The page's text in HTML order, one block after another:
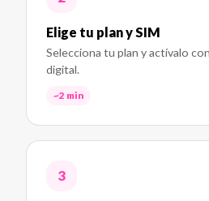
Elige tu plan y SIM
Selecciona tu plan y actívalo
digital.
~2 min